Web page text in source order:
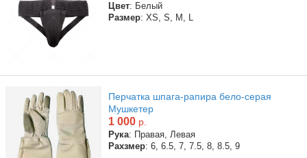
Цвет: Белый
Размер: XS, S, M, L
Перчатка шпага-рапира бело-серая
Мушкетер
1 000 р.
Рука: Правая, Левая
Рахзмер: 6, 6.5, 7, 7.5, 8, 8.5, 9